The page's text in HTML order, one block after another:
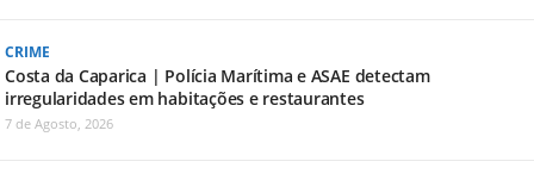
CRIME
Costa da Caparica | Polícia Marítima e ASAE detectam
irregularidades em habitações e restaurantes
7 de Agosto, 2026